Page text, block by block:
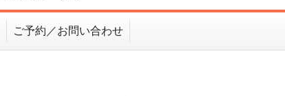
ご予約／お問い合わせ